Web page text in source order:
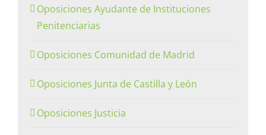
Oposiciones Ayudante de Instituciones
Penitenciarias
Oposiciones Comunidad de Madrid
Oposiciones Junta de Castilla y León
Oposiciones Justicia